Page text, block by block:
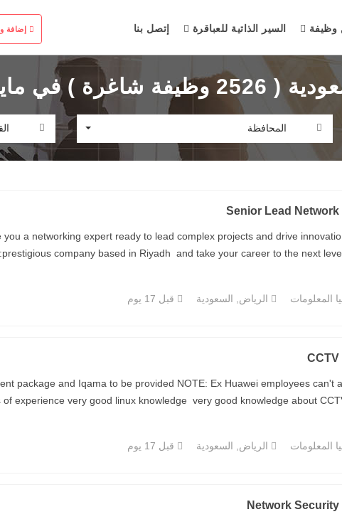
وظيفة السير الذاتية للعباقرة إتصل بنا إضافة
) في مايو 2025
المحافظة
Senior Lead Network
a networking expert ready to lead complex projects and drive
prestigious company based in Riyadh and take your career to the next level
المعلومات الرياض, السعودية قبل 17 يوم
package and Iqama to be provided NOTE: Ex Huawei employees can't
experience very good linux knowledge very good knowledge about CCTV
المعلومات الرياض, السعودية قبل 17 يوم
Network